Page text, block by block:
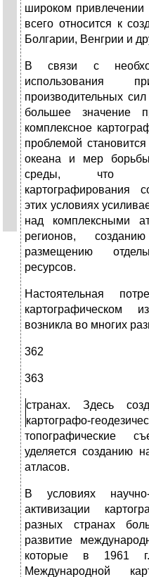
широком
всего относится к
Болгарии, Венг­рии и
В связи с
использования
производительных
большее значение
комплексное
проблемой
океана и мер
среды, что
картографирования
этих условиях
над комплексными
регио­нов,
размещению
ресурсов.
Настоятельная
картографическом
возникла во многих
362
363
странах. Здесь
картографо-
топографические
уделяется созданию
атласов.
В условиях научно-
активизации
разных странах
развитие
которые в 1961
Международной